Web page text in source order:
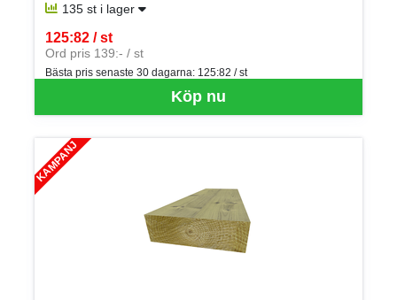
135 st i lager
Köp nu
125:82 / st
SEK per ST
Ord pris 139:- / st
Bästa pris senaste 30 dagarna: 125:82 / st
KAMPANJ